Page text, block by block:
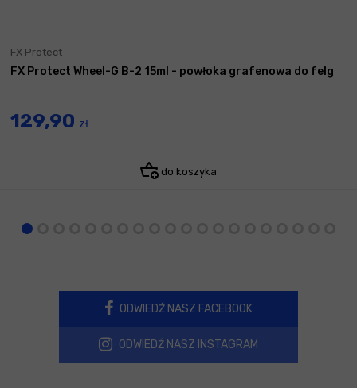
FX Protect
FX Protect Wheel-G B-2 15ml - powłoka grafenowa do felg
129,90 zł
do koszyka
ODWIEDŹ NASZ FACEBOOK
ODWIEDŹ NASZ INSTAGRAM